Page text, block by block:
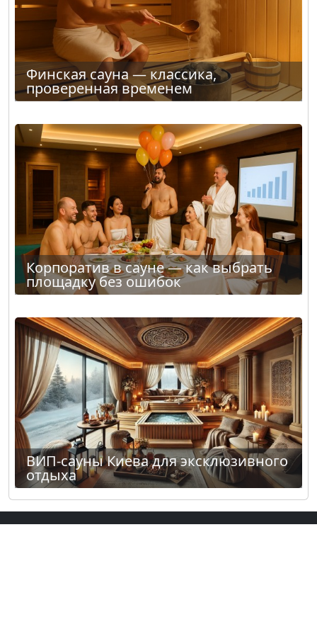
Финская сауна — классика,
проверенная временем
Корпоратив в сауне — как выбрать
площадку без ошибок
ВИП-сауны Киева для эксклюзивного
отдыха